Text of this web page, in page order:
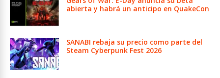
abierta y habrá un anticipo en QuakeCon
SANABI rebaja su precio como parte del
Steam Cyberpunk Fest 2026